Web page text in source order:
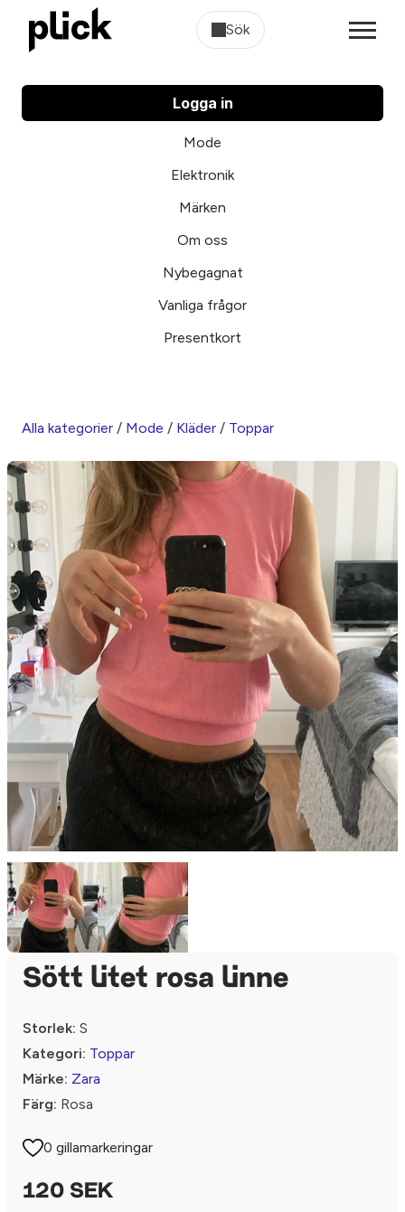
Sök
Logga in
Mode
Elektronik
Märken
Om oss
Nybegagnat
Vanliga frågor
Presentkort
Alla kategorier / Mode / Kläder / Toppar
Sött litet rosa linne
Storlek: S
Kategori: Toppar
Märke: Zara
Färg: Rosa
0 gillamarkeringar
120 SEK